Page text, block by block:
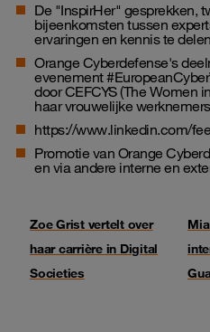
De "InspirHer" gesprekken,
bijeenkomsten tussen
ervaringen en kennis te
Orange Cyberdefense's
evenement
door CEFCYS (The Women
haar vrouwelijke
https://www.linkedin.com/
Promotie van Orange
en via andere interne en
Zoe Grist vertelt over
haar carrière in Digital
Societies